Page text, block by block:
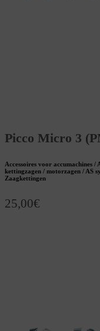
Picco Micro 3
Accessoires voor accumachines /
kettingzagen / motorzagen / AS
Zaagkettingen
25,00€